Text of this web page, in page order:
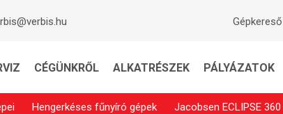
Gépkereső
CÉGÜNKRŐL ALKATRÉSZEK PÁLYÁZATOK
Hengerkéses fűnyíró gépek Jacobsen ECLIPSE 360